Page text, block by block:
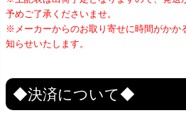
予めご了承くださいませ。
※メーカーからのお取り寄せに時間がかか
知らせいたします。
◆決済について◆